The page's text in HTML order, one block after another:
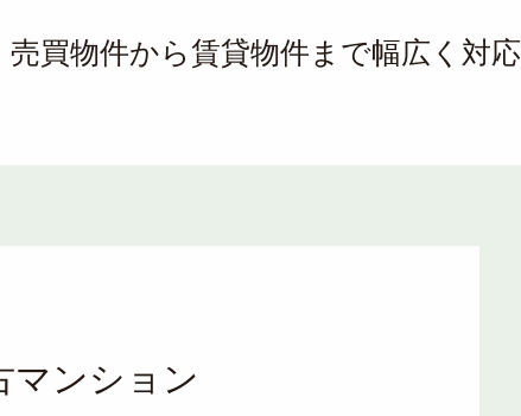
売買物件から賃貸物件まで幅広く対応
マンション